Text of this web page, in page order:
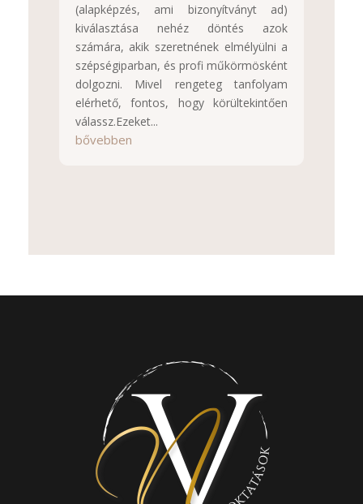
(alapképzés, ami bizonyítványt ad)
kiválasztása nehéz döntés azok
számára, akik szeretnének elmélyülni a
szépségiparban, és profi műkörmösként
dolgozni. Mivel rengeteg tanfolyam
elérhető, fontos, hogy körültekintően
válassz.Ezeket...
bővebben